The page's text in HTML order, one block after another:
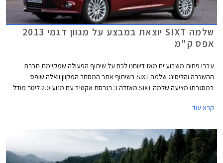
שלמה SIXT יוצאת במבצע על מגוון דגמי 2013
אפס ק"מ
עברו פחות משבועיים מאז דיווחנו לכם על שיתוף הפעולה שמקיימת חברת
ההשכרה והליסינג שלמה SIXT בשיתוף אתר המסחר המקוון וואלה שופס
במסגרתו מציעה שלמה SIXT מאזדה 3 בגרסת אקטיב עם מנוע 2.0 ליטר מודל
בהנחות נאות ממחיר המחירון הרשמי. להלן רשימת הדגמים המוצעים (מעבר
למבצע מאזדה 3 ומאזדה 6):
קרא עוד